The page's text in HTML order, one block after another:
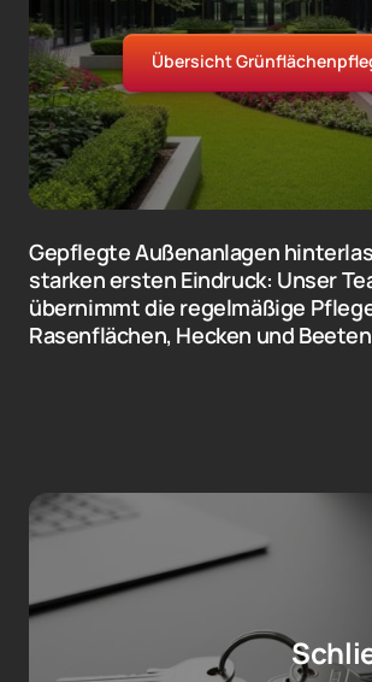
Übersicht
Gepflegte Außenanlagen
starken ersten Eindruck: Unser
übernimmt die regelmäßige
Rasenflächen, Hecken und